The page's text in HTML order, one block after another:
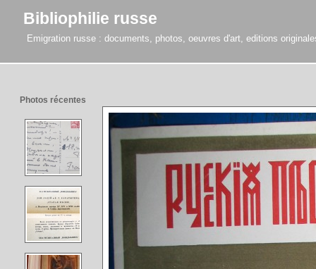
Bibliophilie russe
Emigration russe : documents, photos, oeuvres d'art, editions
Photos récentes